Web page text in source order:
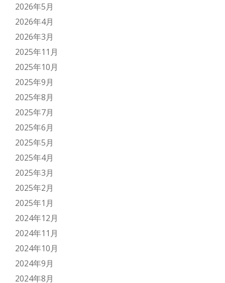
2026年5月
2026年4月
2026年3月
2025年11月
2025年10月
2025年9月
2025年8月
2025年7月
2025年6月
2025年5月
2025年4月
2025年3月
2025年2月
2025年1月
2024年12月
2024年11月
2024年10月
2024年9月
2024年8月